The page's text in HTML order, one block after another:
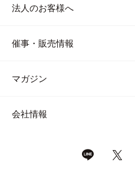
法人のお客様へ
催事・販売情報
マガジン
会社情報